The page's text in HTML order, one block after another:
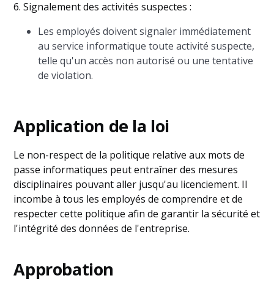
6. Signalement des activités suspectes :
Les employés doivent signaler immédiatement
au service informatique toute activité suspecte,
telle qu'un accès non autorisé ou une tentative
de violation.
Application de la loi
Le non-respect de la politique relative aux mots de
passe informatiques peut entraîner des mesures
disciplinaires pouvant aller jusqu'au licenciement. Il
incombe à tous les employés de comprendre et de
respecter cette politique afin de garantir la sécurité et
l'intégrité des données de l'entreprise.
Approbation